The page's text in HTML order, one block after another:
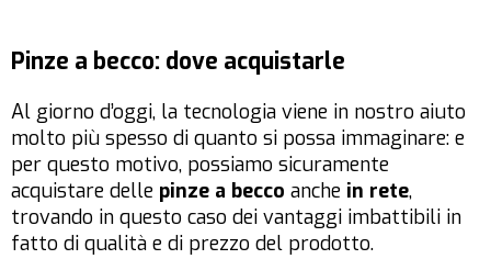
Pinze a becco: dove acquistarle
Al giorno d’oggi, la tecnologia viene in nostro aiuto
molto più spesso di quanto si possa immaginare: e
per questo motivo, possiamo sicuramente
acquistare delle pinze a becco anche in rete,
trovando in questo caso dei vantaggi imbattibili in
fatto di qualità e di prezzo del prodotto.